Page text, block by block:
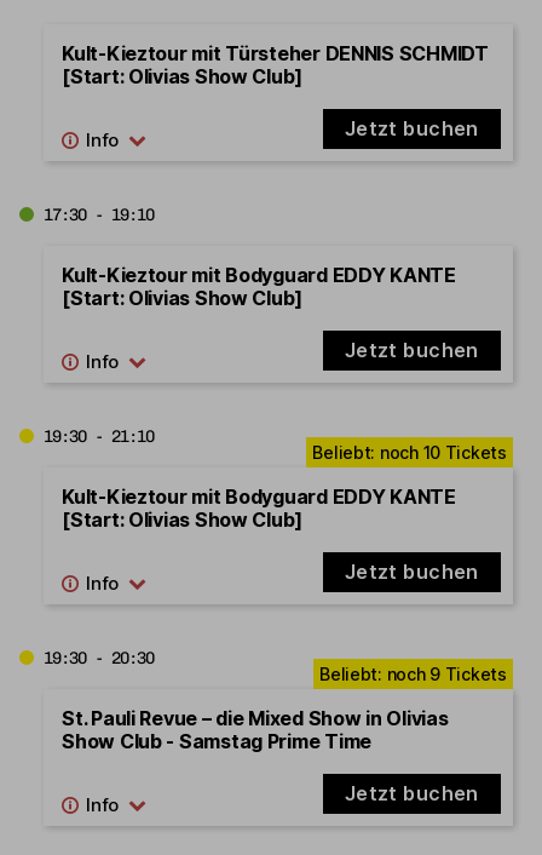
Kult-Kieztour mit Türsteher DENNIS SCHMIDT
[Start: Olivias Show Club]
Jetzt buchen
17:30 - 19:10
Kult-Kieztour mit Bodyguard EDDY KANTE
[Start: Olivias Show Club]
Jetzt buchen
19:30 - 21:10
Kult-Kieztour mit Bodyguard EDDY KANTE
[Start: Olivias Show Club]
Jetzt buchen
19:30 - 20:30
St. Pauli Revue – die Mixed Show in Olivias
Show Club - Samstag Prime Time
Jetzt buchen